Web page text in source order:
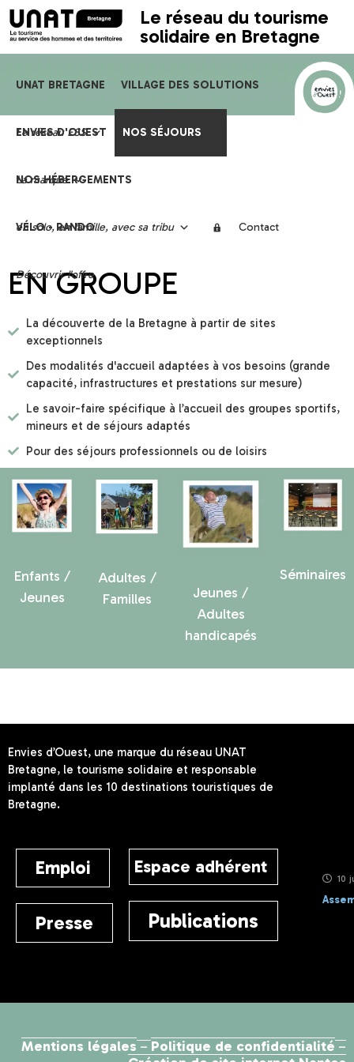
Le réseau du tourisme
solidaire en Bretagne
UNAT BRETAGNE
Le réseau ESS
VILLAGE DES SOLUTIONS
Trophées
ENVIES D'OUEST
La marque
NOS SÉJOURS
selon vos envies
NOS HÉBERGEMENTS
en solo, en famille, avec sa tribu
VÉLO - RANDO
Découvrir l'offre
Contact
EN GROUPE
La découverte de la Bretagne à partir de sites
exceptionnels
Des modalités d'accueil adaptées à vos besoins (grande
capacité, infrastructures et prestations sur mesure)
Le savoir-faire spécifique à l’accueil des groupes sportifs,
mineurs et de séjours adaptés
Pour des séjours professionnels ou de loisirs
Enfants /
Jeunes
Adultes /
Familles
Jeunes /
Adultes
handicapés
Séminaires
Envies d’Ouest, une marque du réseau UNAT
Bretagne, le tourisme solidaire et responsable
implanté dans les 10 destinations touristiques de
Bretagne.
Emploi
Presse
Espace adhérent
Publications
10
Mentions légales – Politique de confidentialité –